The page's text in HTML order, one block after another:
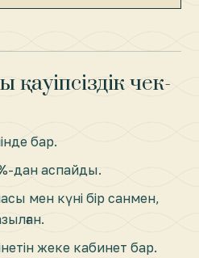
чек-
бар.
дан аспайды.
мен күні бір санмен,
жеке кабинет бар.